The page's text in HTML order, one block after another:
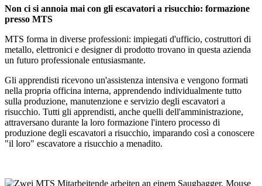
Non ci si annoia mai con gli escavatori a risucchio: formazione
presso MTS
MTS forma in diverse professioni: impiegati d'ufficio, costruttori di
metallo, elettronici e designer di prodotto trovano in questa azienda
un futuro professionale entusiasmante.
Gli apprendisti ricevono un'assistenza intensiva e vengono formati
nella propria officina interna, apprendendo individualmente tutto
sulla produzione, manutenzione e servizio degli escavatori a
risucchio. Tutti gli apprendisti, anche quelli dell'amministrazione,
attraversano durante la loro formazione l'intero processo di
produzione degli escavatori a risucchio, imparando così a conoscere
"il loro" escavatore a risucchio a menadito.